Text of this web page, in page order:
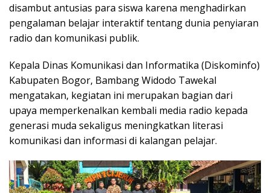
disambut antusias para siswa karena menghadirkan
pengalaman belajar interaktif tentang dunia penyiaran
radio dan komunikasi publik.
Kepala Dinas Komunikasi dan Informatika (Diskominfo)
Kabupaten Bogor, Bambang Widodo Tawekal
mengatakan, kegiatan ini merupakan bagian dari
upaya memperkenalkan kembali media radio kepada
generasi muda sekaligus meningkatkan literasi
komunikasi dan informasi di kalangan pelajar.